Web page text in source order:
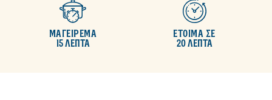
15 ΛΕΠΤΑ
ΜΑΓΕΙΡΕΜΑ
20 ΛΕΠΤΑ
ΕΤΟΙΜΑ ΣΕ